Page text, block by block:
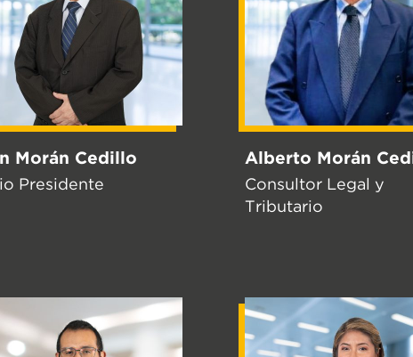
Morán Cedillo
Presidente
Alberto Morán
Consultor Legal y
Tributario